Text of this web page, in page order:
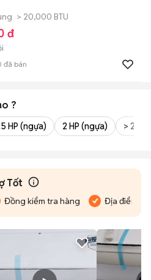
> 20,000 BTU
đ
đã bán
?
HP (ngựa) 2 HP (ngựa) > 2
Tốt
Đồng kiểm tra hàng Địa điểm